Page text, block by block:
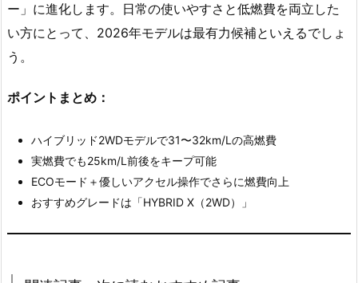
ー」に進化します。日常の使いやすさと低燃費を両立した
い方にとって、2026年モデルは最有力候補といえるでしょ
う。
ポイントまとめ：
ハイブリッド2WDモデルで31〜32km/Lの高燃費
実燃費でも25km/L前後をキープ可能
ECOモード＋優しいアクセル操作でさらに燃費向上
おすすめグレードは「HYBRID X（2WD）」